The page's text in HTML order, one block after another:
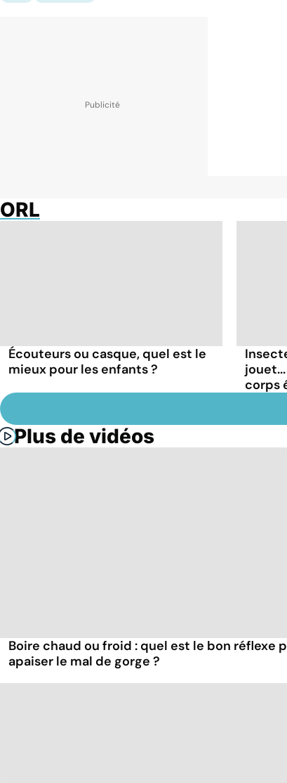
ORL
Écouteurs ou casque, quel est le
mieux pour les enfants ?
corps
Plus de vidéos
Boire chaud ou froid : quel est le bon réflexe
apaiser le mal de gorge ?